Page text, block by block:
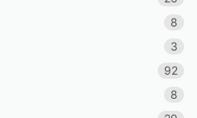
8
3
92
8